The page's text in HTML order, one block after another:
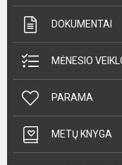
DOKUMENTAI
MĖNESIO
PARAMA
METŲ KNYGA